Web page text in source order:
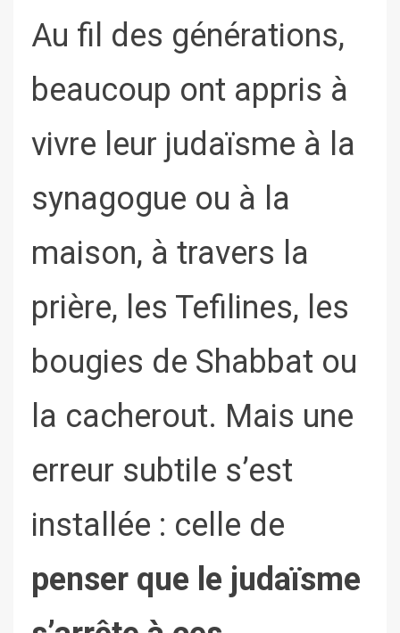
Au fil des générations,
beaucoup ont appris à
vivre leur judaïsme à la
synagogue ou à la
maison, à travers la
prière, les Tefilines, les
bougies de Shabbat ou
la cacherout. Mais une
erreur subtile s’est
installée : celle de
penser que le judaïsme